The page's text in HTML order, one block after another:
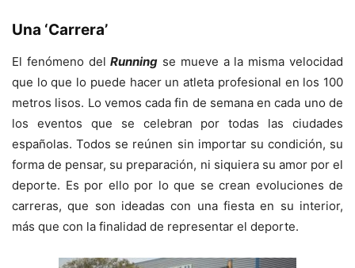
Una ‘Carrera’
El fenómeno delRunning se mueve a la misma velocidad
que lo que lo puede hacer un atleta profesional en los 100
metros lisos. Lo vemos cada fin de semana en cada uno de
los eventos que se celebran por todas las ciudades
españolas. Todos se reúnen sin importar su condición, su
forma de pensar, su preparación, ni siquiera su amor por el
deporte. Es por ello por lo que se crean evoluciones de
carreras, que son ideadas con una fiesta en su interior,
más que con la finalidad de representar el deporte.